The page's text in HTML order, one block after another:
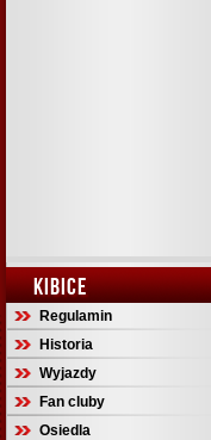
KIBICE
Regulamin
Historia
Wyjazdy
Fan cluby
Osiedla